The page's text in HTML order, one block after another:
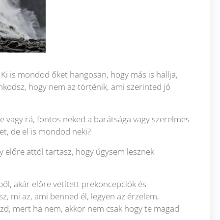
is mondod őket hangosan, hogy más is hallja,
hogy nem az történik, ami szerinted jó
vagy rá, fontos neked a barátsága vagy szerelmes
de el is mondod neki?
előre attól tartasz, hogy úgysem lesznek
akár előre vetített prekoncepciók és
mi az, ami benned él, legyen az érzelem,
mert ha nem, akkor nem csak hogy te magad